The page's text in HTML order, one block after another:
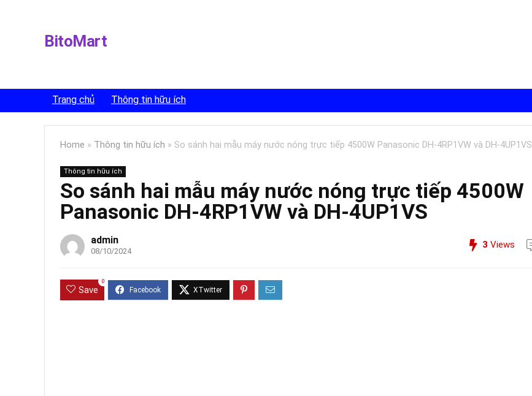
BitoMart
Trang chủ Thông tin hữu ích
Home » Thông tin hữu ích » So sánh hai mẫu máy nước nóng trực tiếp 4500W Panasonic DH-4RP1VW và DH-4UP1VS
Thông tin hữu ích
So sánh hai mẫu máy nước nóng trực tiếp 4500W
Panasonic DH-4RP1VW và DH-4UP1VS
admin
08/10/2024
3 Views
Save
0